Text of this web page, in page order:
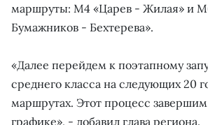
маршруты: М4 «Царев - Жилая» и
Бумажников - Бехтерева».
«Далее перейдем к поэтапному
среднего класса на следующих 20
маршрутах. Этот процесс
графике», - добавил глава региона.